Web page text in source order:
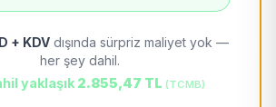
+ KDV dışında sürpriz maliyet yok —
her şey dahil.
yaklaşık 2.855,47 TL (TCMB)